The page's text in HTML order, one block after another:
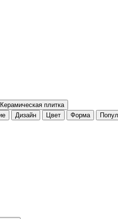
Керамическая плитка
Дизайн Цвет Форма